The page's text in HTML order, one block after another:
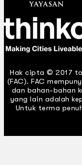
Hak cipta © 2017
(FAC). FAC
dan bahan-bahan
yang lain adalah
Untuk terma